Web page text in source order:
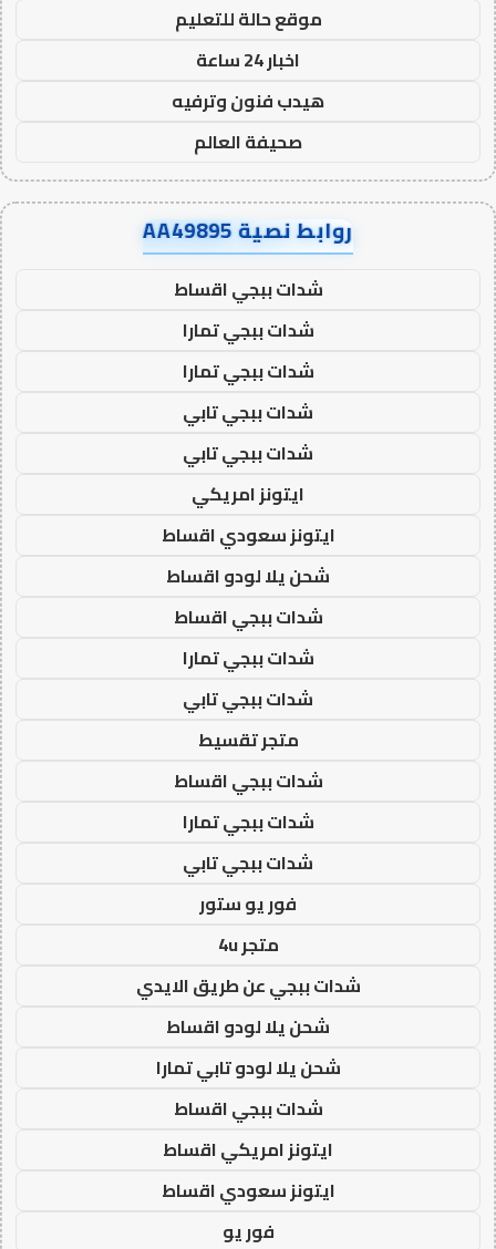
موقع حالة للتعليم
اخبار 24 ساعة
هيدب فنون وترفيه
صحيفة العالم
روابط نصية AA49895
شدات ببجي اقساط
شدات ببجي تمارا
شدات ببجي تمارا
شدات ببجي تابي
شدات ببجي تابي
ايتونز امريكي
ايتونز سعودي اقساط
شحن يلا لودو اقساط
شدات ببجي اقساط
شدات ببجي تمارا
شدات ببجي تابي
متجر تقسيط
شدات ببجي اقساط
شدات ببجي تمارا
شدات ببجي تابي
فور يو ستور
متجر 4u
شدات ببجي عن طريق الايدي
شحن يلا لودو اقساط
شحن يلا لودو تابي تمارا
شدات ببجي اقساط
ايتونز امريكي اقساط
ايتونز سعودي اقساط
فور يو